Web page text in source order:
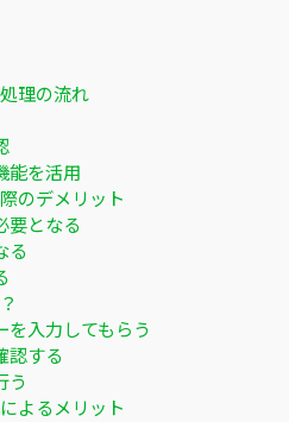
理の流れ
能を活用
のデメリット
要となる
る
を入力してもらう
認する
う
よるメリット